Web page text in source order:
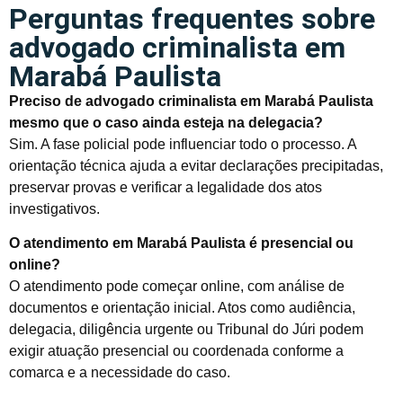
Perguntas frequentes sobre
advogado criminalista em
Marabá Paulista
Preciso de advogado criminalista em Marabá Paulista
mesmo que o caso ainda esteja na delegacia?
Sim. A fase policial pode influenciar todo o processo. A
orientação técnica ajuda a evitar declarações precipitadas,
preservar provas e verificar a legalidade dos atos
investigativos.
O atendimento em Marabá Paulista é presencial ou
online?
O atendimento pode começar online, com análise de
documentos e orientação inicial. Atos como audiência,
delegacia, diligência urgente ou Tribunal do Júri podem
exigir atuação presencial ou coordenada conforme a
comarca e a necessidade do caso.